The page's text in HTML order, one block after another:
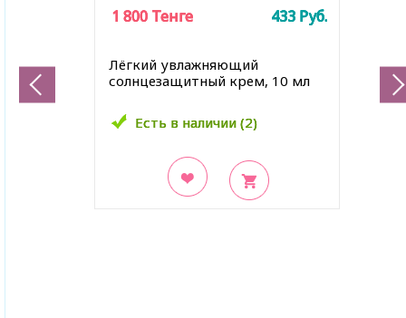
Лёгкий увлажняющий
солнцезащитный крем, 10 мл
Есть в наличии (2)
1 800 Тенге 433 Руб.
Есть в наличии (2)
1 800 Тенге 433 Руб.
Есть в наличии (2)
1 800 Тенге 433 Руб.